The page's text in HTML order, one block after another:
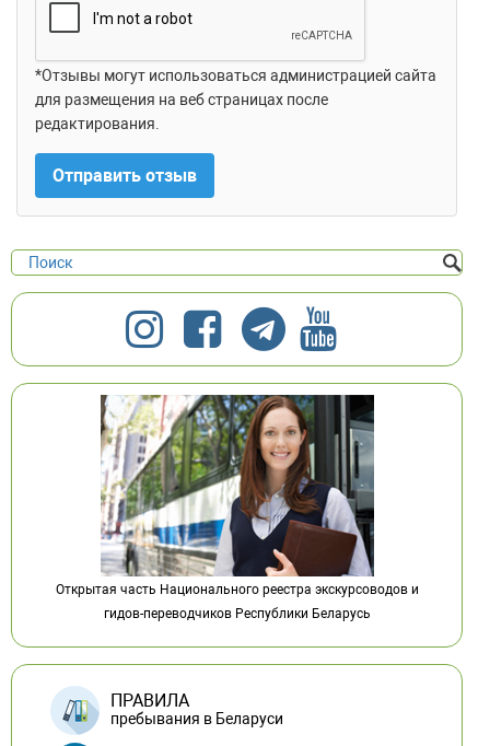
*Отзывы могут использоваться администрацией сайта
для размещения на веб страницах после
редактирования.
Открытая часть Национального реестра экскурсоводов и
гидов-переводчиков Республики Беларусь
ПРАВИЛА
пребывания в Беларуси